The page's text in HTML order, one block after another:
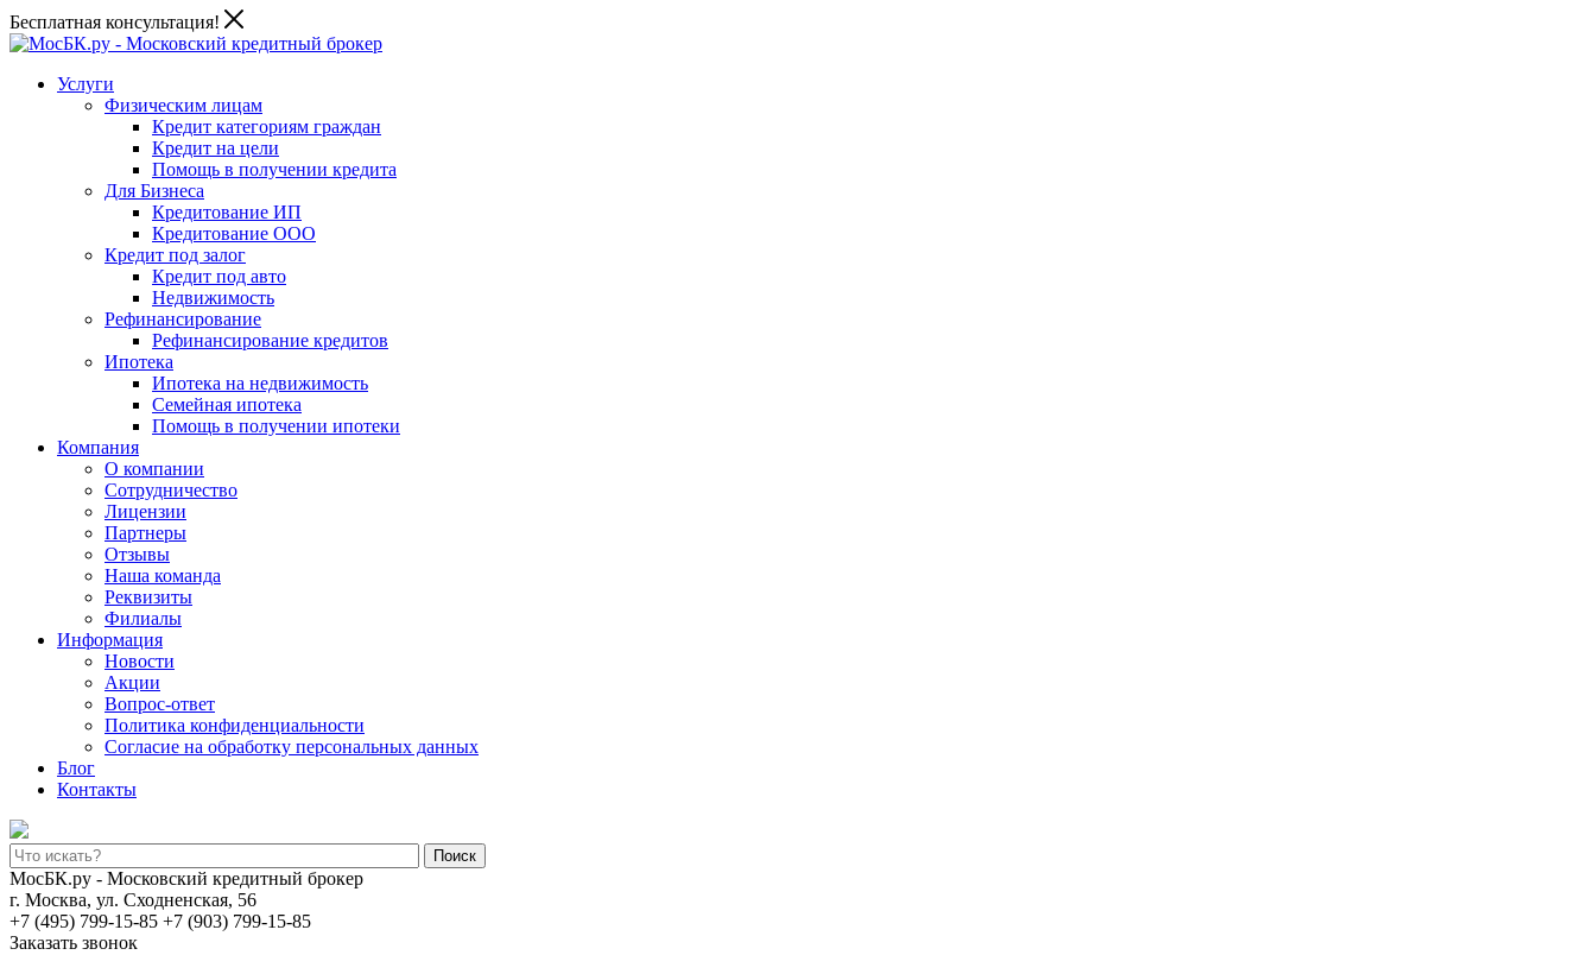
Бесплатная консультация!
Услуги
Физическим лицам
Кредит категориям граждан
Кредит на цели
Помощь в получении кредита
Для Бизнеса
Кредитование ИП
Кредитование ООО
Кредит под залог
Кредит под авто
Недвижимость
Рефинансирование
Рефинансирование кредитов
Ипотека
Ипотека на недвижимость
Семейная ипотека
Помощь в получении ипотеки
Компания
О компании
Сотрудничество
Лицензии
Партнеры
Отзывы
Наша команда
Реквизиты
Филиалы
Информация
Новости
Акции
Вопрос-ответ
Политика конфиденциальности
Согласие на обработку персональных данных
Блог
Контакты
Поиск
МосБК.ру - Московский кредитный брокер
г. Москва, ул. Сходненская, 56
+7 (495) 799-15-85 +7 (903) 799-15-85
Заказать звонок